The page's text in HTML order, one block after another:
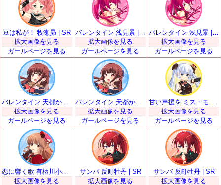
豆は私が！ 牧瀬昴 | SR
拡大画像を見る
ガールページを見る
バレンタイン 浅見景 | SR
拡大画像を見る
ガールページを見る
バレンタイン 浅見景 | SR
拡大画像を見る
ガールページを見る
拡大画像を見る
ガールページを見る
バレンタイン 天都かなた | SR
拡大画像を見る
ガールページを見る
拡大画像を見る
ガールページを見る
拡大画像を見る
サンバ 反町牡丹 | SR
拡大画像を見る
サンバ 反町牡丹 | SR
拡大画像を見る